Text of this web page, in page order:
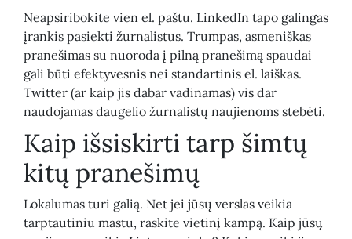
Neapsiribokite vien el. paštu. LinkedIn tapo galingas
įrankis pasiekti žurnalistus. Trumpas, asmeniškas
pranešimas su nuoroda į pilną pranešimą spaudai
gali būti efektyvesnis nei standartinis el. laiškas.
Twitter (ar kaip jis dabar vadinamas) vis dar
naudojamas daugelio žurnalistų naujienoms stebėti.
Kaip išsiskirti tarp šimtų
kitų pranešimų
Lokalumas turi galią. Net jei jūsų verslas veikia
tarptautiniu mastu, raskite vietinį kampą. Kaip jūsų